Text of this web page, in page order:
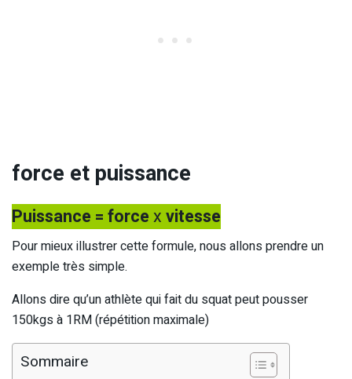
force et puissance
Puissance = forcexvitesse
Pour mieux illustrer cette formule, nous allons prendre un
exemple très simple.
Allons dire qu’un athlète qui fait du squat peut pousser
150kgs à 1RM (répétition maximale)
Sommaire